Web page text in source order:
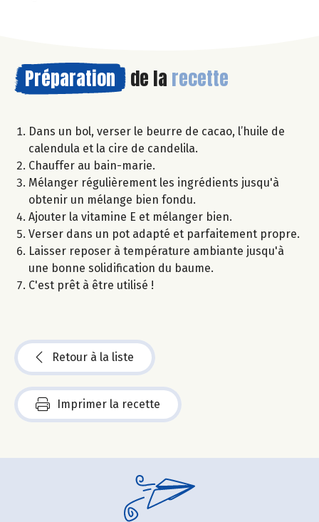
Préparation de la recette
Dans un bol, verser le beurre de cacao, l’huile de
calendula et la cire de candelila.
Chauffer au bain-marie.
Mélanger régulièrement les ingrédients jusqu'à
obtenir un mélange bien fondu.
Ajouter la vitamine E et mélanger bien.
Verser dans un pot adapté et parfaitement propre.
Laisser reposer à température ambiante jusqu'à
une bonne solidification du baume.
C'est prêt à être utilisé !
Retour à la liste
Imprimer la recette